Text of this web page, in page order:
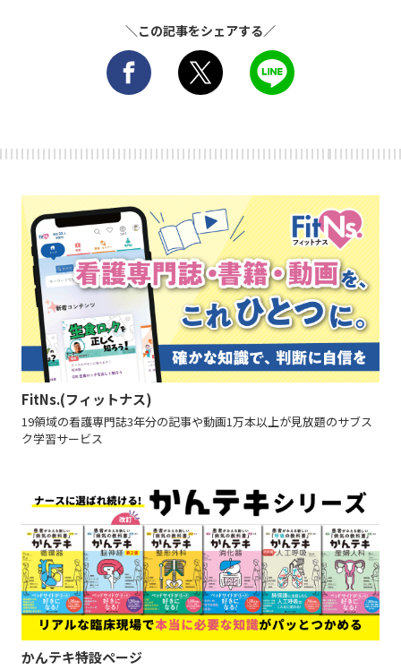
＼この記事をシェアする／
FitNs.(フィットナス)
19領域の看護専門誌3年分の記事や動画1万本以上が見放題のサブス
ク学習サービス
かんテキ特設ページ